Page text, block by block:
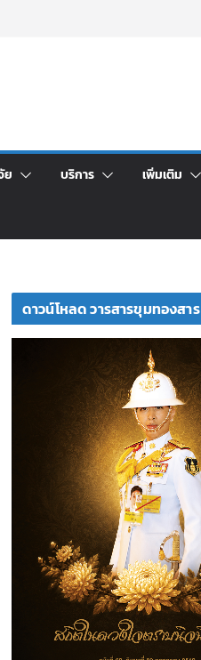
ย บริการ เพิ่มเติม
ดาวน์โหลด วารสารขุมทองสาร